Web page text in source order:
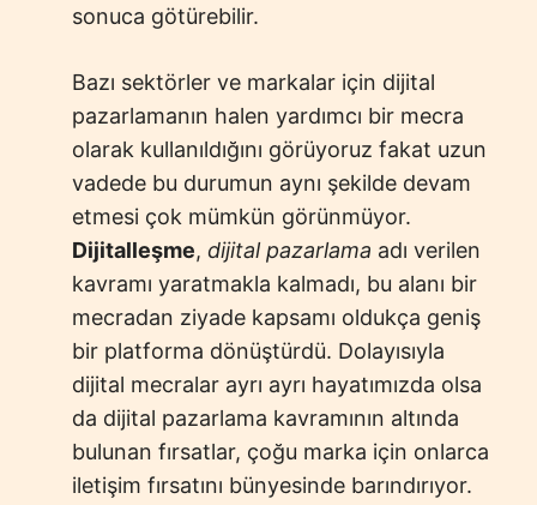
sonuca götürebilir.
Bazı sektörler ve markalar için dijital
pazarlamanın halen yardımcı bir mecra
olarak kullanıldığını görüyoruz fakat uzun
vadede bu durumun aynı şekilde devam
etmesi çok mümkün görünmüyor.
Dijitalleşme, dijital pazarlama adı verilen
kavramı yaratmakla kalmadı, bu alanı bir
mecradan ziyade kapsamı oldukça geniş
bir platforma dönüştürdü. Dolayısıyla
dijital mecralar ayrı ayrı hayatımızda olsa
da dijital pazarlama kavramının altında
bulunan fırsatlar, çoğu marka için onlarca
iletişim fırsatını bünyesinde barındırıyor.